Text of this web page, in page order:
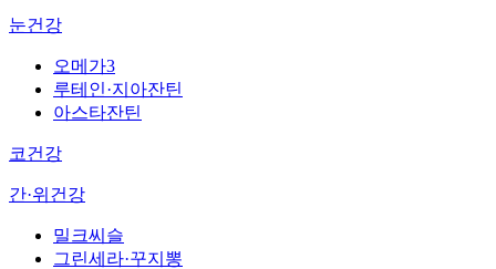
눈건강
오메가3
루테인·지아잔틴
아스타잔틴
코건강
간·위건강
밀크씨슬
그린세라·꾸지뽕